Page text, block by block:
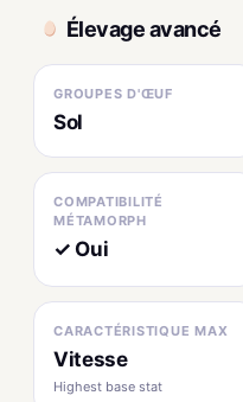
Élevage avancé
GROUPES D'ŒUF
Sol
COMPATIBILITÉ
MÉTAMORPH
✓ Oui
CARACTÉRISTIQUE MAX
Vitesse
Highest base stat